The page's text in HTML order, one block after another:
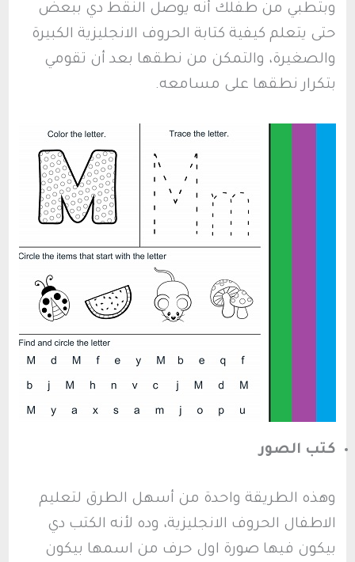
وبتطبي من طفلك أنه يوصل النقط دي ببعض
حتى يتعلم كيفية كتابة الحروف الانجليزية الكبيرة
والصغيرة، والتمكن من نطقها بعد أن تقومي
بتكرار نطقها على مسامعه.
كتب الصور
وهذه الطريقة واحدة من أسهل الطرق لتعليم
الاطفال الحروف الانجليزية، وده لأنه الكتب دي
بيكون فيها صورة اول حرف من اسمها بيكون